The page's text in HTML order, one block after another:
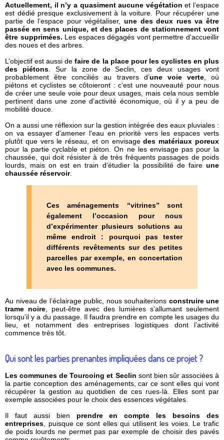
Actuellement, il n’y a quasiment aucune végétationet l’espace
est dédié presque exclusivement à la voiture. Pour récupérer une
partie de l’espace pour végétaliser, une des deux rues va être
passée en sens unique, et des places de stationnement vont
être supprimées. Les espaces dégagés vont permettre d'accueillir
des noues et des arbres.
L’objectif est aussi defaire de la place pour les cyclistes en plus
des piétons. Sur la zone de Seclin, ces deux usages vont
probablement être conciliés au travers d’une voie verte, où
piétons et cyclistes se côtoieront : c’est une nouveauté pour nous
de créer une seule voie pour deux usages, mais cela nous semble
pertinent dans une zone d’activité économique, où il y a peu de
mobilité douce.
On a aussi une réflexion sur la gestion intégrée des eaux pluviales :
on va essayer d’amener l'eau en priorité vers les espaces verts
plutôt que vers le réseau, et on envisagedes matériaux poreux
pour la partie cyclable et piéton. On ne les envisage pas pour la
chaussée, qui doit résister à de très fréquents passages de poids
lourds, mais on est en train d’étudier la possibilité de faire une
chaussée réservoir.
Ces aménagements “vitrines” sont
également l’occasion pour nous
d’expérimenter plusieurs solutions au
même endroit : pourquoi pas tester
différents revêtements sur des petites
parcelles par exemple, en concertation
avec les communes.
Au niveau de l’éclairage public, nous souhaiterions construire une
trame noire , peut-être avec des lumières s’allumant seulement
lorsqu’il y a du passage. Il faudra prendre en compte les usages du
lieu, et notamment des entreprises logistiques dont l’activité
commence très tôt.
Qui sont les parties prenantes impliquées dans ce projet ?
Les communes de Tourcoing et Seclin sont bien sûr associées à
la partie conception des aménagements, car ce sont elles qui vont
récupérer la gestion au quotidien de ces rues-là. Elles sont par
exemple associées pour le choix des essences végétales.
Il faut aussi bien prendre en compte les besoins des
entreprises , puisque ce sont elles qui utilisent les voies. Le trafic
de poids lourds ne permet pas par exemple de choisir des pavés